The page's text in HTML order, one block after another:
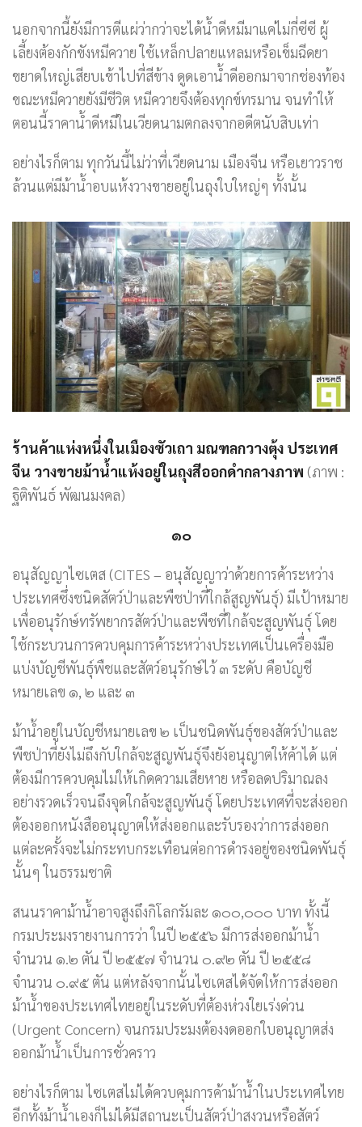
นอกจากนี้ยังมีการตีแผ่ว่ากว่าจะได้น้ำดีหมีมาแค่ไม่กี่ซีซี ผู้
เลี้ยงต้องกักขังหมีควาย ใช้เหล็กปลายแหลมหรือเข็มฉีดยา
ขยาดใหญ่เสียบเข้าไปที่สีข้าง ดูดเอาน้ำดีออกมาจากช่องท้อง
ขณะหมีควายยังมีชีวิต หมีควายจึงต้องทุกข์ทรมาน จนทำให้
ตอนนี้ราคาน้ำดีหมีในเวียดนามตกลงจากอดีตนับสิบเท่า
อย่างไรก็ตาม ทุกวันนี้ไม่ว่าที่เวียดนาม เมืองจีน หรือเยาวราช
ล้วนแต่มีม้าน้ำอบแห้งวางขายอยู่ในถุงใบใหญ่ๆ ทั้งนั้น
ร้านค้าแห่งหนึ่งในเมืองซัวเถา มณฑลกวางตุ้ง ประเทศ
จีน วางขายม้าน้ำแห้งอยู่ในถุงสีออกดำกลางภาพ (ภาพ :
ฐิติพันธ์ พัฒนมงคล)
๑๐
อนุสัญญาไซเตส (CITES – อนุสัญญาว่าด้วยการค้าระหว่าง
ประเทศซึ่งชนิดสัตว์ป่าและพืชป่าที่ใกล้สูญพันธุ์) มีเป้าหมาย
เพื่ออนุรักษ์ทรัพยากรสัตว์ป่าและพืชที่ใกล้จะสูญพันธุ์ โดย
ใช้กระบวนการควบคุมการค้าระหว่างประเทศเป็นเครื่องมือ
แบ่งบัญชีพันธุ์พืชและสัตว์อนุรักษ์ไว้ ๓ ระดับ คือบัญชี
หมายเลข ๑, ๒ และ ๓
ม้าน้ำอยู่ในบัญชีหมายเลข ๒ เป็นชนิดพันธุ์ของสัตว์ป่าและ
พืชป่าที่ยังไม่ถึงกับใกล้จะสูญพันธุ์จึงยังอนุญาตให้ค้าได้ แต่
ต้องมีการควบคุมไม่ให้เกิดความเสียหาย หรือลดปริมาณลง
อย่างรวดเร็วจนถึงจุดใกล้จะสูญพันธุ์ โดยประเทศที่จะส่งออก
ต้องออกหนังสืออนุญาตให้ส่งออกและรับรองว่าการส่งออก
แต่ละครั้งจะไม่กระทบกระเทือนต่อการดำรงอยู่ของชนิดพันธุ์
นั้นๆ ในธรรมชาติ
สนนราคาม้าน้ำอาจสูงถึงกิโลกรัมละ ๑๐๐,๐๐๐ บาท ทั้งนี้
กรมประมงรายงานการว่า ในปี ๒๕๕๖ มีการส่งออกม้าน้ำ
จำนวน ๑.๒ ตัน ปี ๒๕๕๗ จำนวน ๐.๙๒ ตัน ปี ๒๕๕๘
จำนวน ๐.๙๕ ตัน แต่หลังจากนั้นไซเตสได้จัดให้การส่งออก
ม้าน้ำของประเทศไทยอยู่ในระดับที่ต้องห่วงใยเร่งด่วน
(Urgent Concern) จนกรมประมงต้องงดออกใบอนุญาตส่ง
ออกม้าน้ำเป็นการชั่วคราว
อย่างไรก็ตาม ไซเตสไม่ได้ควบคุมการค้าม้าน้ำในประเทศไทย
อีกทั้งม้าน้ำเองก็ไม่ได้มีสถานะเป็นสัตว์ป่าสงวนหรือสัตว์